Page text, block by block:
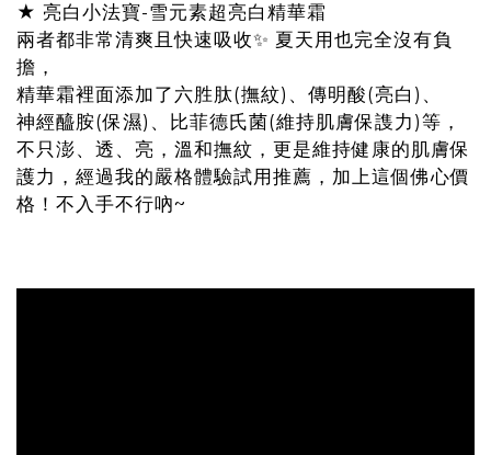
★ 亮白小法寶-雪元素超亮白精華霜
兩者都非常清爽且快速吸收✨ 夏天用也完全沒有負
擔，
精華霜裡面添加了六胜肽(撫紋)、傳明酸(亮白)、
神經醯胺(保濕)、比菲德氏菌(維持肌膚保謢力)等，
不只澎、透、亮，溫和撫紋，更是維持健康的肌膚保
護力，經過我的嚴格體驗試用推薦，加上這個佛心價
格！不入手不行吶~